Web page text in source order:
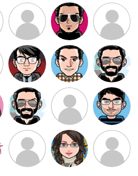
ممدرضا رضا کاظمی زهرا ~
مهدی فرهمند مهدی سلطانی داود رضیی
سامان راحمی امیردلتا امیروو